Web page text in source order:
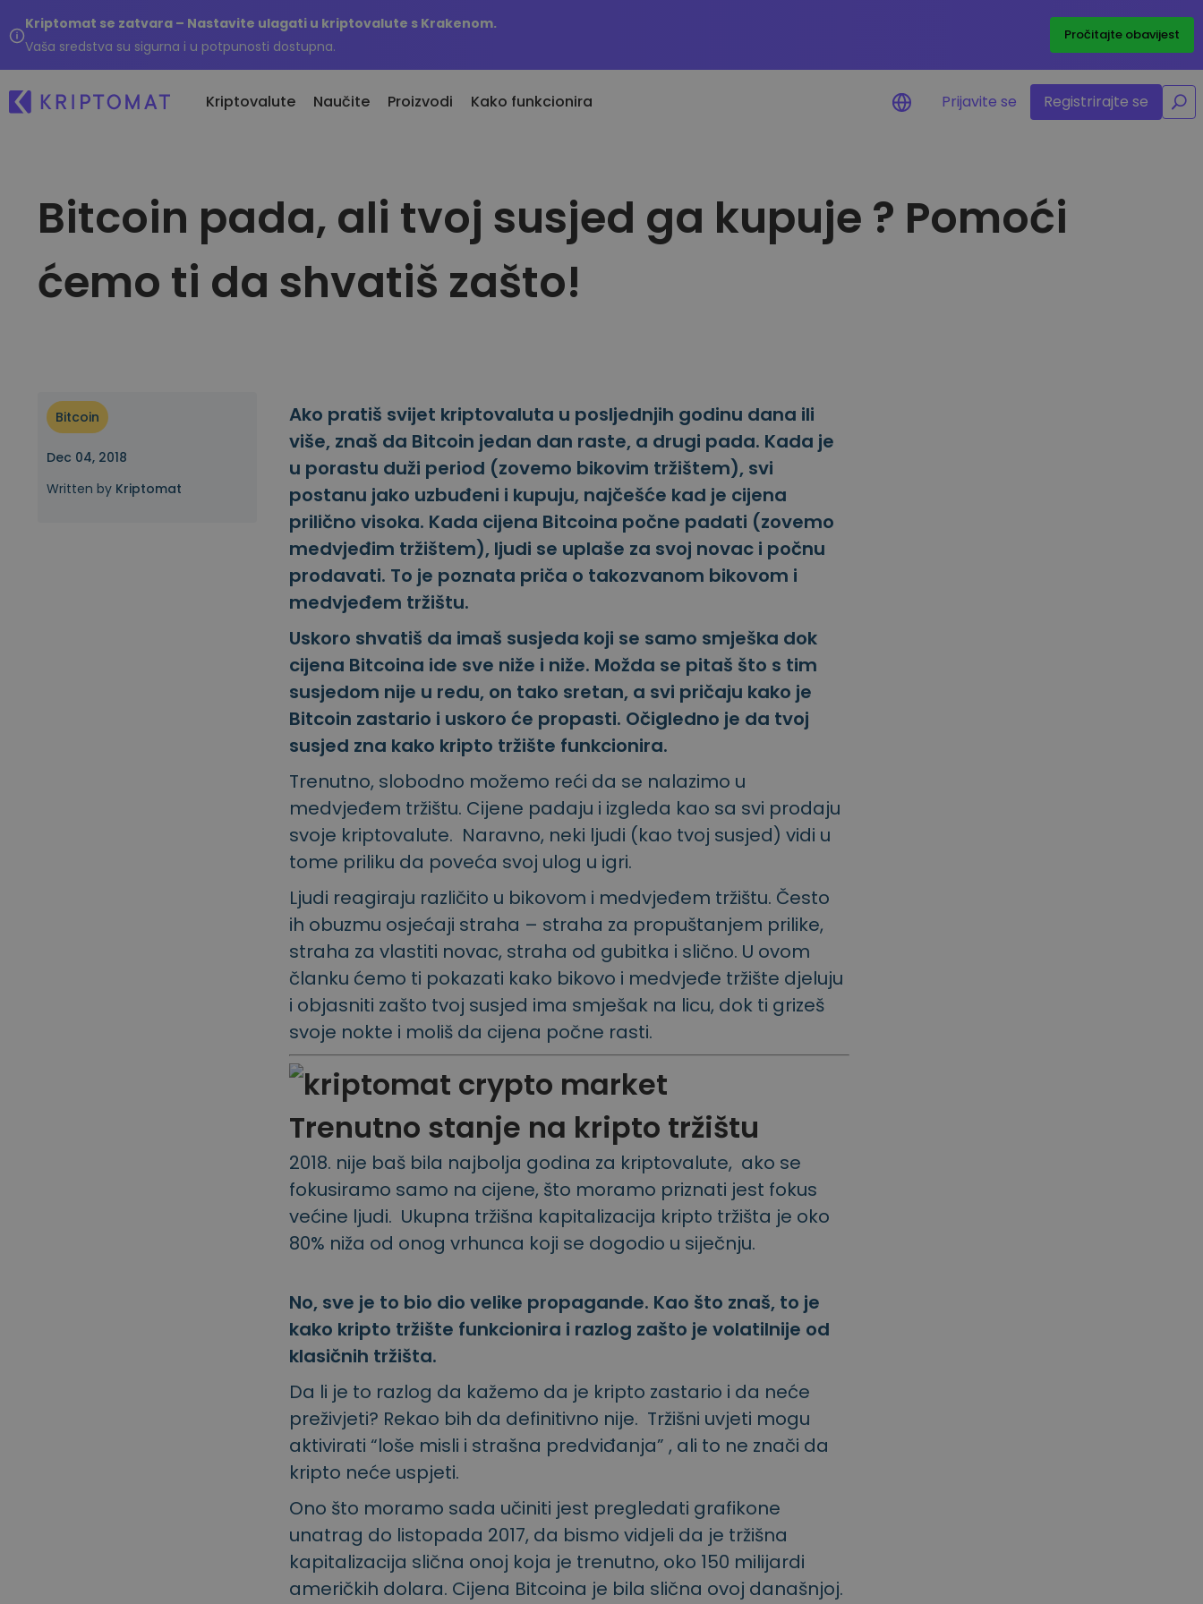
Kriptomat se zatvara – Nastavite ulagati u kriptovalute s Krakenom.
Vaša sredstva su sigurna i u potpunosti dostupna.
Pročitajte obavijest
Kriptovalute
Sve cijene
Više od 300 kriptovaluta
Najveći Pad i Rast
Pronađite mogućnosti ulaganja
Nedavno dodani
Novi tokeni dodani na Kriptomat
...danas biste imali
Naučite Proizvodi
Kupite i prodajte kriptovalute
Kupite preko 300 kriptovaluta
Više od 1000 parova
Istraživač ulaganja
Pronađi svoju kripto strategiju
KriptoEarn
Zaradite kripto nagrade
Uštedite kriptovalute za svoju
budućnost
Upozorenja o cijenama
Stalna ažuriranja cijena vaših
omiljenih tokena
Kako funkcionira Prijavite se Registrirajte se
/
Bitcoin pada, ali tvoj susjed ga kupuje ? Pomoći
ćemo ti da shvatiš zašto!
Bitcoin
Dec 04, 2018
Written by Kriptomat
Ako pratiš svijet kriptovaluta u posljednjih godinu dana ili
više, znaš da Bitcoin jedan dan raste, a drugi pada. Kada je
u porastu duži period (zovemo bikovim tržištem), svi
postanu jako uzbuđeni i kupuju, najčešće kad je cijena
prilično visoka. Kada cijena Bitcoina počne padati (zovemo
medvjeđim tržištem), ljudi se uplaše za svoj novac i počnu
prodavati. To je poznata priča o takozvanom bikovom i
medvjeđem tržištu.
Uskoro shvatiš da imaš susjeda koji se samo smješka dok
cijena Bitcoina ide sve niže i niže. Možda se pitaš što s tim
susjedom nije u redu, on tako sretan, a svi pričaju kako je
Bitcoin zastario i uskoro će propasti. Očigledno je da tvoj
susjed zna kako kripto tržište funkcionira.
Trenutno, slobodno možemo reći da se nalazimo u
medvjeđem tržištu. Cijene padaju i izgleda kao sa svi prodaju
svoje kriptovalute. Naravno, neki ljudi (kao tvoj susjed) vidi u
tome priliku da poveća svoj ulog u igri.
Ljudi reagiraju različito u bikovom i medvjeđem tržištu. Često
ih obuzmu osjećaji straha – straha za propuštanjem prilike,
straha za vlastiti novac, straha od gubitka i slično. U ovom
članku ćemo ti pokazati kako bikovo i medvjeđe tržište djeluju
i objasniti zašto tvoj susjed ima smješak na licu, dok ti grizeš
svoje nokte i moliš da cijena počne rasti.
Trenutno stanje na kripto tržištu
nije baš bila najbolja godina za kriptovalute, ako se
fokusiramo samo na cijene, što moramo priznati jest fokus
većine ljudi. Ukupna tržišna kapitalizacija kripto tržišta je oko
80% niža od onog vrhunca koji se dogodio u siječnju.
No, sve je to bio dio velike propagande. Kao što znaš, to je
kako kripto tržište funkcionira i razlog zašto je volatilnije od
klasičnih tržišta.
Da li je to razlog da kažemo da je kripto zastario i da neće
preživjeti? Rekao bih da definitivno nije. Tržišni uvjeti mogu
aktivirati “loše misli i strašna predviđanja” , ali to ne znači da
kripto neće uspjeti.
Ono što moramo sada učiniti jest pregledati grafikone
unatrag do listopada 2017, da bismo vidjeli da je tržišna
kapitalizacija slična onoj koja je trenutno, oko 150 milijardi
američkih dolara. Cijena Bitcoina je bila slična ovoj današnjoj.